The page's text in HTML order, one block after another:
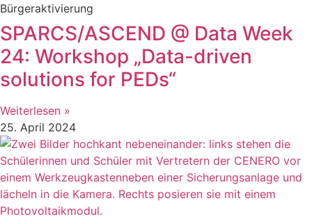
Bürgeraktivierung
SPARCS/ASCEND @ Data Week
24: Workshop „Data-driven
solutions for PEDs“
Weiterlesen »
25. April 2024